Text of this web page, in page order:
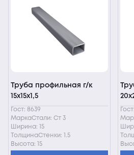
Труба профильная г/к
15х15х1,5
Гост: 8639
МаркаСтали: Ст 3
Ширина: 15
ТолщинаСтенки: 1.5
Высота: 15